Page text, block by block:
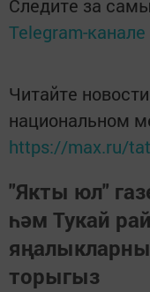
Следите за
Telegram-канале
Читайте
национальном
https://max.ru/
"Якты юл"
һәм Тукай
торыгыз